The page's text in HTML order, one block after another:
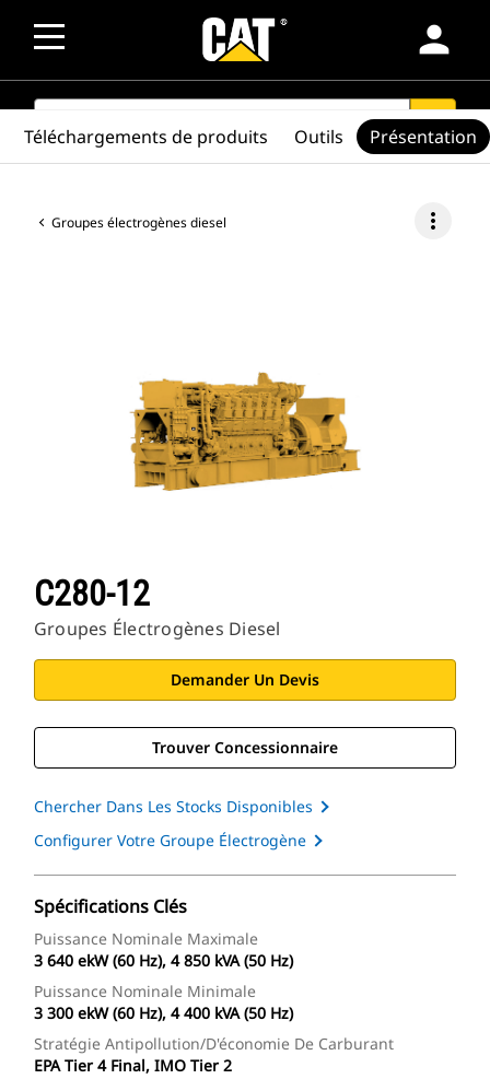
person
SEARCH search
Groupes électrogènes diesel more_vert
C280-12
Groupes Électrogènes Diesel
Demander Un Devis
Trouver Concessionnaire
Chercher Dans Les Stocks Disponibles
Configurer Votre Groupe Électrogène
Spécifications Clés
Puissance Nominale Maximale
3 640 ekW (60 Hz), 4 850 kVA (50 Hz)
Puissance Nominale Minimale
3 300 ekW (60 Hz), 4 400 kVA (50 Hz)
Stratégie Antipollution/d'économie De Carburant
EPA Tier 4 Final, IMO Tier 2
Téléchargements de produits Outils Présentation